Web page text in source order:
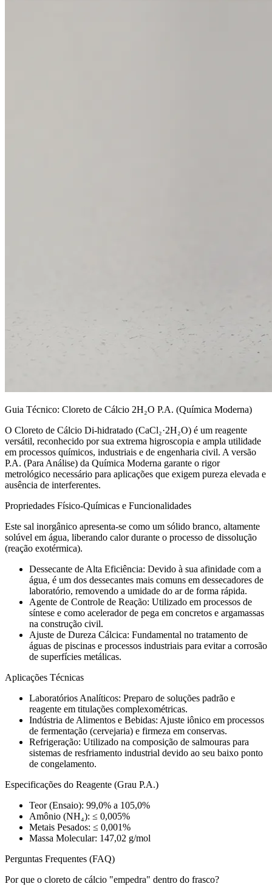
Guia Técnico: Cloreto de Cálcio 2H₂O P.A. (Química Moderna)
O Cloreto de Cálcio Di-hidratado (CaCl₂·2H₂O) é um reagente
versátil, reconhecido por sua extrema higroscopia e ampla utilidade
em processos químicos, industriais e de engenharia civil. A versão
P.A. (Para Análise) da Química Moderna garante o rigor
metrológico necessário para aplicações que exigem pureza elevada e
ausência de interferentes.
Propriedades Físico-Químicas e Funcionalidades
Este sal inorgânico apresenta-se como um sólido branco, altamente
solúvel em água, liberando calor durante o processo de dissolução
(reação exotérmica).
Dessecante de Alta Eficiência: Devido à sua afinidade com a
água, é um dos dessecantes mais comuns em dessecadores de
laboratório, removendo a umidade do ar de forma rápida.
Agente de Controle de Reação: Utilizado em processos de
síntese e como acelerador de pega em concretos e argamassas
na construção civil.
Ajuste de Dureza Cálcica: Fundamental no tratamento de
águas de piscinas e processos industriais para evitar a corrosão
de superfícies metálicas.
Aplicações Técnicas
Laboratórios Analíticos: Preparo de soluções padrão e
reagente em titulações complexométricas.
Indústria de Alimentos e Bebidas: Ajuste iônico em processos
de fermentação (cervejaria) e firmeza em conservas.
Refrigeração: Utilizado na composição de salmouras para
sistemas de resfriamento industrial devido ao seu baixo ponto
de congelamento.
Especificações do Reagente (Grau P.A.)
Teor (Ensaio): 99,0% a 105,0%
Amônio (NH₄): ≤ 0,005%
Metais Pesados: ≤ 0,001%
Massa Molecular: 147,02 g/mol
Perguntas Frequentes (FAQ)
Por que o cloreto de cálcio "empedra" dentro do frasco?